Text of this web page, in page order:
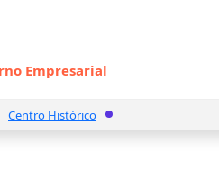
Empresarial
Centro Histórico